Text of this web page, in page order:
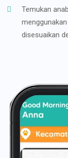
Temukan
disesuaikan